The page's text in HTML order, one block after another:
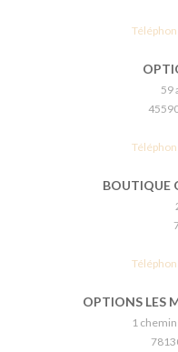
59
BOUTIQUE
OPTIONS LES
1